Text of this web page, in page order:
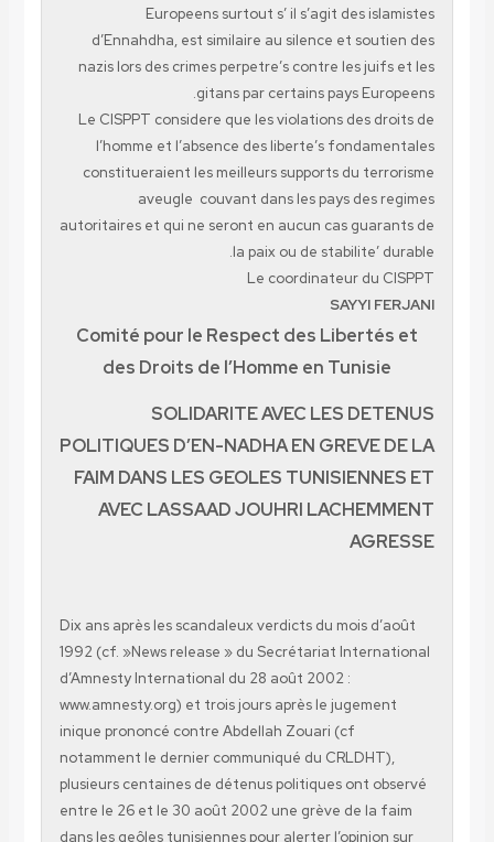
Europeens surtout s’ il s’agit des islamistes
d’Ennahdha, est similaire au silence et soutien des
nazis lors des crimes perpetre’s contre les juifs et les
gitans par certains pays Europeens.
Le CISPPT considere que les violations des droits de
l’homme et l’absence des liberte’s fondamentales
constitueraient les meilleurs supports du terrorisme
aveugle couvant dans les pays des regimes
autoritaires et qui ne seront en aucun cas guarants de
la paix ou de stabilite’ durable.
Le coordinateur du CISPPT
SAYYI FERJANI
Comité pour le Respect des Libertés et
des Droits de l’Homme en Tunisie
SOLIDARITE AVEC LES DETENUS
POLITIQUES D’EN-NADHA EN GREVE DE LA
FAIM DANS LES GEOLES TUNISIENNES ET
AVEC LASSAAD JOUHRI LACHEMMENT
AGRESSE
Dix ans après les scandaleux verdicts du mois d’août
1992 (cf. »News release » du Secrétariat International
d’Amnesty International du 28 août 2002 :
www.amnesty.org) et trois jours après le jugement
inique prononcé contre Abdellah Zouari (cf
notamment le dernier communiqué du CRLDHT),
plusieurs centaines de détenus politiques ont observé
entre le 26 et le 30 août 2002 une grève de la faim
dans les geôles tunisiennes pour alerter l’opinion sur